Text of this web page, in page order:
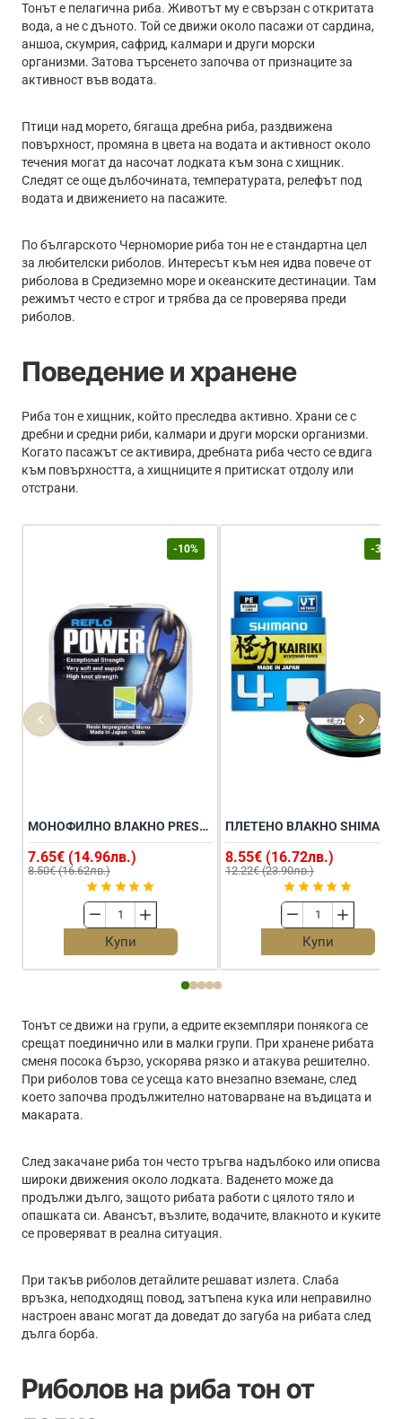
Тонът е пелагична риба. Животът му е свързан с откритата
вода, а не с дъното. Той се движи около пасажи от сардина,
аншоа, скумрия, сафрид, калмари и други морски
организми. Затова търсенето започва от признаците за
активност във водата.
Птици над морето, бягаща дребна риба, раздвижена
повърхност, промяна в цвета на водата и активност около
течения могат да насочат лодката към зона с хищник.
Следят се още дълбочината, температурата, релефът под
водата и движението на пасажите.
По българското Черноморие риба тон не е стандартна цел
за любителски риболов. Интересът към нея идва повече от
риболова в Средиземно море и океанските дестинации. Там
режимът често е строг и трябва да се проверява преди
риболов.
Поведение и хранене
Риба тон е хищник, който преследва активно. Храни се с
дребни и средни риби, калмари и други морски организми.
Когато пасажът се активира, дребната риба често се вдига
към повърхността, а хищниците я притискат отдолу или
отстрани.
-10%
МОНОФИЛНО ВЛАКНО PRESTON REFLO POWER 100M
7.65€ (14.96лв.)
8.50€ (16.62лв.)
Монофилно
влакно
PRESTON
Reflo
Купи
-30%
8.55€ (16.72лв.)
12.22€ (23.90лв.)
Плетено
влакно
SHIMANO
Kairiki
-
Multi
Color
Купи
Тонът се движи на групи, а едрите екземпляри понякога се
срещат поединично или в малки групи. При хранене рибата
сменя посока бързо, ускорява рязко и атакува решително.
При риболов това се усеща като внезапно вземане, след
което започва продължително натоварване на въдицата и
макарата.
След закачане риба тон често тръгва надълбоко или описва
широки движения около лодката. Ваденето може да
продължи дълго, защото рибата работи с цялото тяло и
опашката си. Авансът, възлите, водачите, влакното и куките
се проверяват в реална ситуация.
При такъв риболов детайлите решават излета. Слаба
връзка, неподходящ повод, затъпена кука или неправилно
настроен аванс могат да доведат до загуба на рибата след
дълга борба.
Риболов на риба тон от